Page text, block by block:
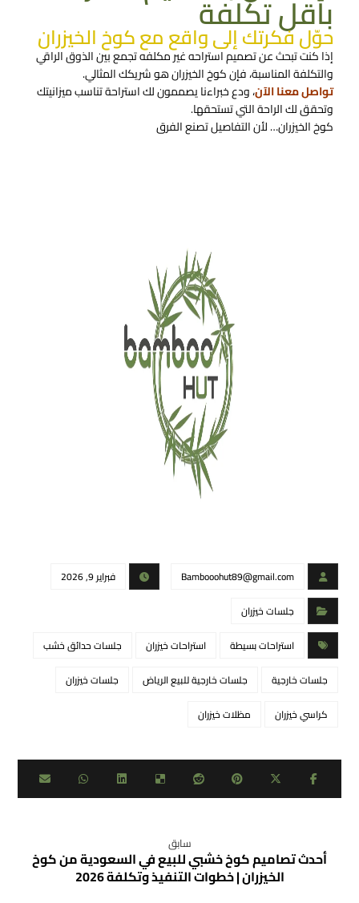
بأقل تكلفة
حوّل فكرتك إلى واقع مع كوخ الخيزران
إذا كنت تبحث عن تصميم استراحه غير مكلفه تجمع بين الذوق الراقي
والتكلفة المناسبة، فإن كوخ الخيزران هو شريكك المثالي.
تواصل معنا الآن، ودع خبراءنا يصممون لك استراحة تناسب ميزانيتك
وتحقق لك الراحة التي تستحقها.
كوخ الخيزران… لأن التفاصيل تصنع الفرق
Bambooohut89@gmail.com
فبراير 9, 2026
جلسات خيزران
استراحات بسيطة
استراحات خيزران
جلسات حدائق خشب
جلسات خارجية
جلسات خارجية للبيع الرياض
جلسات خيزران
كراسي خيزران
مظلات خيزران
سابق
أحدث تصاميم كوخ خشبي للبيع في السعودية من كوخ
الخيزران | خطوات التنفيذ وتكلفة 2026